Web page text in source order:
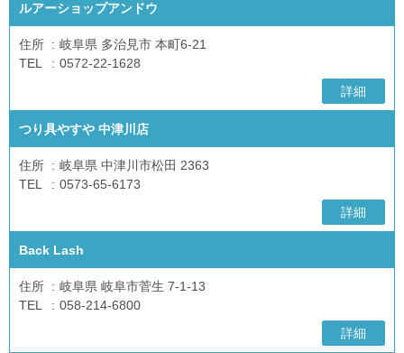
ルアーショップアンドウ
住所
岐阜県 多治見市 本町6-21
TEL
0572-22-1628
詳細
つり具やすや 中津川店
住所
岐阜県 中津川市松田 2363
TEL
0573-65-6173
詳細
Back Lash
住所
岐阜県 岐阜市菅生 7-1-13
TEL
058-214-6800
詳細